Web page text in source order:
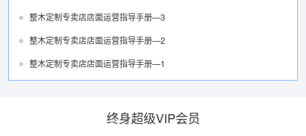
整木定制专卖店店面运营指导手册—3
整木定制专卖店店面运营指导手册—2
整木定制专卖店店面运营指导手册—1
终身超级VIP会员